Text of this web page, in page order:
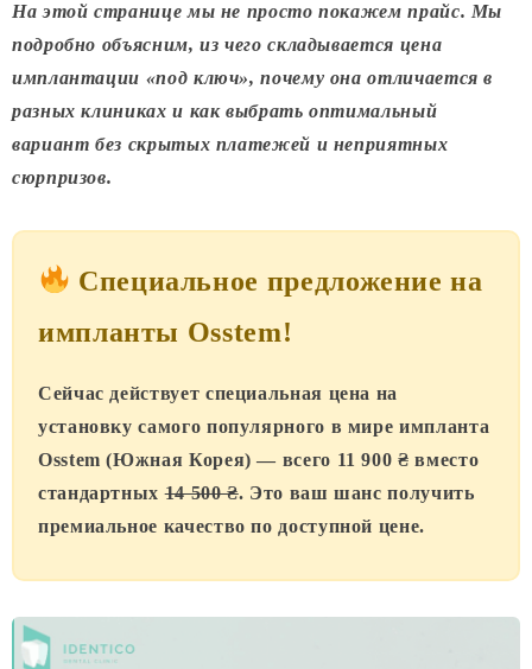
На этой странице мы не просто покажем прайс. Мы
подробно объясним, из чего складывается цена
имплантации «под ключ», почему она отличается в
разных клиниках и как выбрать оптимальный
вариант без скрытых платежей и неприятных
сюрпризов.
Специальное предложение на
импланты Osstem!
Сейчас действует специальная цена на
установку самого популярного в мире импланта
Osstem (Южная Корея) — всего 11 900 ₴ вместо
стандартных14 500 ₴. Это ваш шанс получить
премиальное качество по доступной цене.